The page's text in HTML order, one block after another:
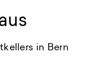
in Bern